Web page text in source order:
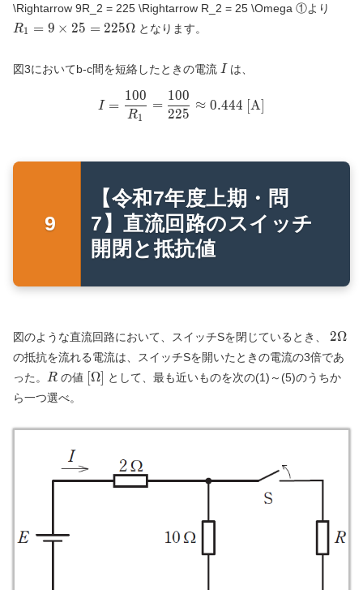
\Rightarrow 9R_2 = 225 \Rightarrow R_2 = 25 \Omega ①より
R1 = 9 × 25 = 225Ω となります。
図3においてb-c間を短絡したときの電流 I
I は、
I = \frac{100}{R_1} =
I =
R1
100
=
225
100
≈ 0.444 [A]
【令和7年度上期・問
7】直流回路のスイッチ
開閉と抵抗値
図のような直流回路において、スイッチSを閉じているとき、 2Ω
の抵抗を流れる電流は、スイッチSを開いたときの電流の3倍であ
った。
R
R の値 \text{[}\Omega\text{]}
[Ω] として、最も近いものを次の(1)～(5)のうちか
ら一つ選べ。